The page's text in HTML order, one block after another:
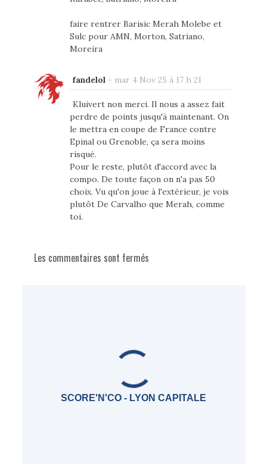
faire rentrer Barisic Merah Molebe et
Sulc pour AMN, Morton, Satriano,
Moreira
fandelol- mar 4 Nov 25 à 17 h 21
Kluivert non merci. Il nous a assez fait
perdre de points jusqu'à maintenant. On
le mettra en coupe de France contre
Epinal ou Grenoble, ça sera moins
risqué.
Pour le reste, plutôt d'accord avec la
compo. De toute façon on n'a pas 50
choix. Vu qu'on joue à l'extérieur, je vois
plutôt De Carvalho que Merah, comme
toi.
Les commentaires sont fermés
SCORE'N'CO - LYON CAPITALE